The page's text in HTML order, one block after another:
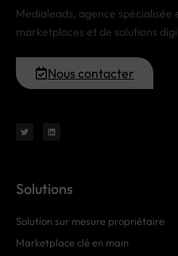
Medialeads, agence
marketplaces et de solutions
Nous contacter
Solutions
Solution sur mesure propriétaire
Marketplace clé en main